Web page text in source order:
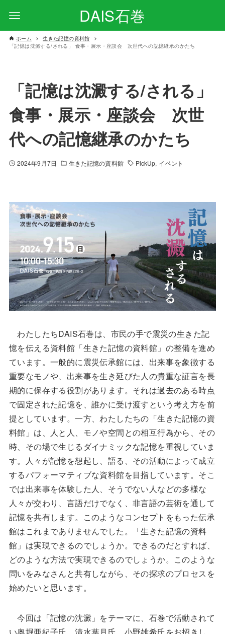
DAIS石巻
ホーム
生きた記憶の資料館
「記憶は沈澱する/される」 食事・展示・座談会 次世代への記憶継承のかたち
「記憶は沈澱する/される」
食事・展示・座談会 次世
代への記憶継承のかたち
2024年9月7日 生きた記憶の資料館 PickUp イベント
わたしたちDAIS石巻は、市民の手で震災の生きた記
憶を伝える資料館「生きた記憶の資料館」の整備を進め
ています。一般的に震災伝承館には、出来事を象徴する
重要なモノや、出来事を生き延びた人の貴重な証言を長
期的に保存する役割があります。それは過去のある時点
で固定された記憶を、誰かに受け渡すという考え方を前
提としています。一方、わたしたちの「生きた記憶の資
料館」は、人と人、モノや空間との相互行為から、その
時、その場で生じるダイナミックな記憶を重視していま
す。人々が記憶を想起し、語る、その活動によって成立
するパフォーマティブな資料館を目指しています。そこ
では出来事を体験した人、そうでない人などの多様な
人々が交わり、言語だけでなく、非言語の芸術を通して
記憶を共有します。このようなコンセプトをもった伝承
館はこれまでありませんでした。「生きた記憶の資料
館」は実現できるのでしょうか。できるのだとすれば、
どのような方法で実現できるのでしょうか。このような
問いをみなさんと共有しながら、その探求のプロセスを
始めたいと思います。
今回は「記憶の沈澱」をテーマに、石巻で活動されて
い奥堀亜紀子氏、清水葉月氏、小野雄希氏をお招きし、